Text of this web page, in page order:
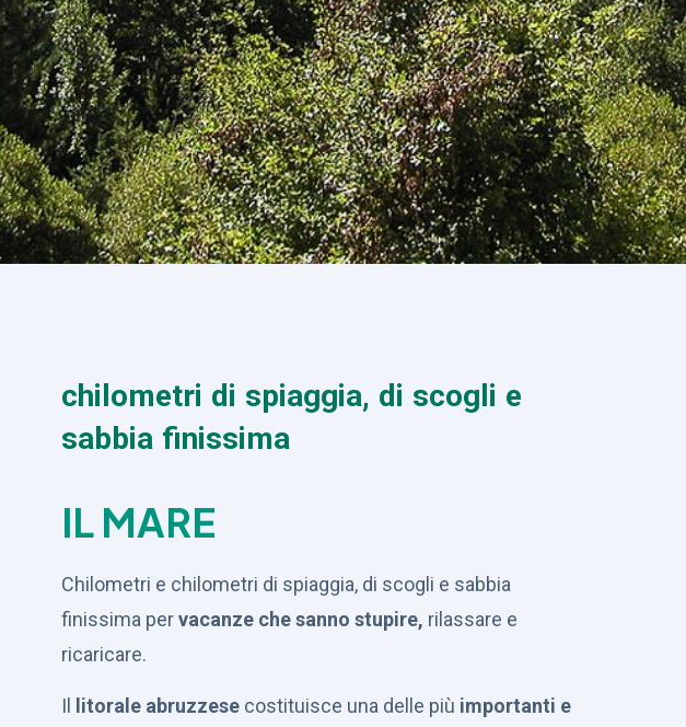
chilometri di spiaggia, di scogli e
sabbia finissima
IL MARE
Chilometri e chilometri di spiaggia, di scogli e sabbia
finissima pervacanze che sanno stupire, rilassare e
ricaricare.
Il litorale abruzzesecostituisce una delle più importanti e